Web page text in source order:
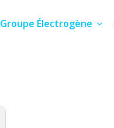
Groupe Électrogène